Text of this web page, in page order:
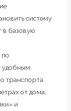
систему
в базовую
по
удобным
транспорта.
от дома,
и